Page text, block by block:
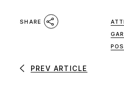
SHARE
PREV ARTICLE